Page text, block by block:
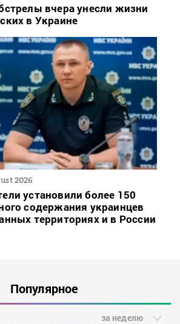
вчера унесли жизни
в Украине
2026
установили более 150
содержания украинцев
территориях и в России
Популярное
за неделю